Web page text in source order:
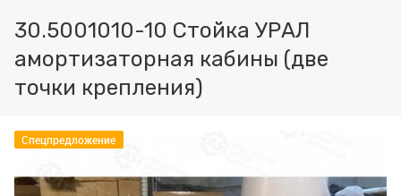
30.5001010-10 Стойка УРАЛ
амортизаторная кабины (две
точки крепления)
Спецпредложение